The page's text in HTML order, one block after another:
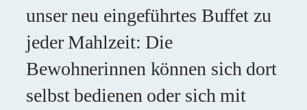
unser neu eingeführtes Buffet zu
jeder Mahlzeit: Die
Bewohnerinnen können sich dort
selbst bedienen oder sich mit